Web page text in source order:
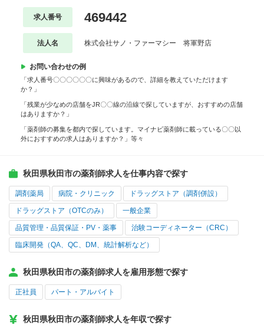
求人番号 469442
法人名 株式会社サノ・ファーマシー 将軍野店
お問い合わせの例
「求人番号〇〇〇〇〇〇に興味があるので、詳細を教えていただけます
か？」
「残業が少なめの店舗をJR〇〇線の沿線で探していますが、おすすめの店舗
はありますか？」
「薬剤師の募集を都内で探しています。マイナビ薬剤師に載っている〇〇以
外におすすめの求人はありますか？」等々
秋田県秋田市の薬剤師求人を仕事内容で探す
調剤薬局 病院・クリニック ドラッグストア（調剤併設）
ドラッグストア（OTCのみ） 一般企業
品質管理・品質保証・PV・薬事 治験コーディネーター（CRC）
臨床開発（QA、QC、DM、統計解析など）
秋田県秋田市の薬剤師求人を雇用形態で探す
正社員 パート・アルバイト
秋田県秋田市の薬剤師求人を年収で探す